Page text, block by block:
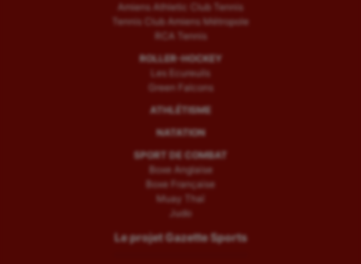
Amiens Athletic Club Tennis
Tennis Club Amiens Métropole
RCA Tennis
ROLLER-HOCKEY
Les Ecureuils
Green Falcons
ATHLÉTISME
NATATION
SPORT DE COMBAT
Boxe Anglaise
Boxe Française
Muay Thaï
Judo
Le projet Gazette Sports